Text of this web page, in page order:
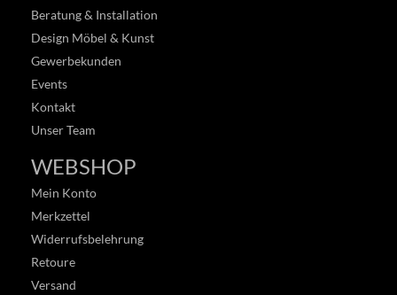
Beratung & Installation
Design Möbel & Kunst
Gewerbekunden
Events
Kontakt
Unser Team
WEBSHOP
Mein Konto
Merkzettel
Widerrufsbelehrung
Retoure
Versand